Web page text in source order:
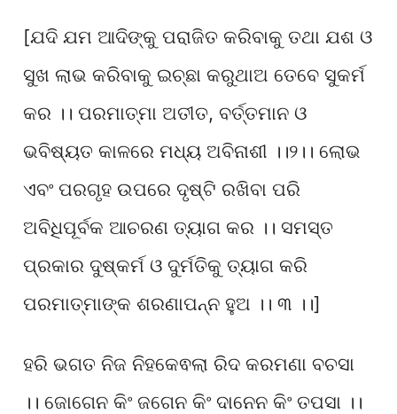
[ଯଦି ଯମ ଆଦିଙ୍କୁ ପରାଜିତ କରିବାକୁ ତଥା ଯଶ ଓ
ସୁଖ ଲାଭ କରିବାକୁ ଇଚ୍ଛା କରୁଥାଅ ତେବେ ସୁକର୍ମ
କର ।। ପରମାତ୍ମା ଅତୀତ, ବର୍ତ୍ତମାନ ଓ
ଭବିଷ୍ୟତ କାଳରେ ମଧ୍ୟ ଅବିନାଶୀ ।।୨।। ଲୋଭ
ଏବଂ ପରଗୃହ ଉପରେ ଦୃଷ୍ଟି ରଖିବା ପରି
ଅବିଧିପୂର୍ବକ ଆଚରଣ ତ୍ୟାଗ କର ।। ସମସ୍ତ
ପ୍ରକାର ଦୁଷ୍କର୍ମ ଓ ଦୁର୍ମତିକୁ ତ୍ୟାଗ କରି
ପରମାତ୍ମାଙ୍କ ଶରଣାପନ୍ନ ହୁଅ ।। ୩ ।।]
ହରି ଭଗତ ନିଜ ନିହକେଵଲା ରିଦ କରମଣା ବଚସା
।। ଜୋଗେନ କିଂ ଜଗେନ କିଂ ଦାନେନ କିଂ ତପସା ।।